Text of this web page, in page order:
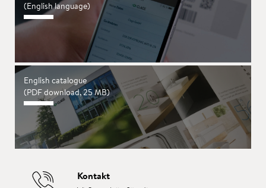
(English language)
English catalogue
(PDF download, 25 MB)
Kontakt